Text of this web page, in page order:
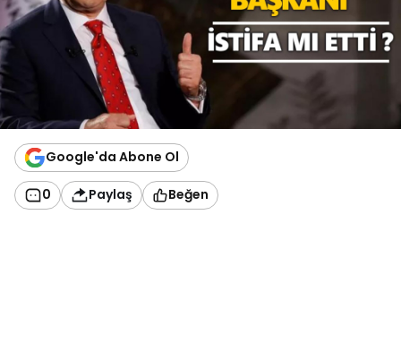
Google'da Abone Ol
0 Paylaş Beğen